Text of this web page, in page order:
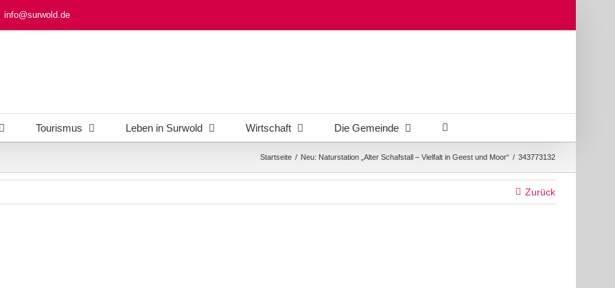
info@surwold.de
Tourismus Leben in Surwold Wirtschaft Die Gemeinde
Startseite / Neu: Naturstation „Alter Schafstall – Vielfalt in Geest und Moor“ / 343773132
Zurück